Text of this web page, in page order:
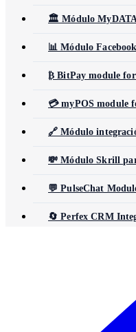
🏛️ Módulo
📊 Módulo
₿ BitPay module
💳 myPOS module
🔗 Módulo
💸 Módulo Skrill
💬 PulseChat
🔄 Perfex CRM